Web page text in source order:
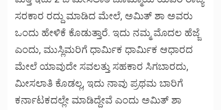
ಸರಕಾರ ರದ್ದು ಮಾಡಿದ ಮೇಲೆ, ಅಮಿತ್ ಶಾ ಅವರು
ಒಂದು ಹೇಳಿಕೆ ಕೊಡುತ್ತಾರೆ. ಇದು ನಮ್ಮ ಮೊದಲ ಹೆಜ್ಜೆ
ಎಂದು, ಮುಸ್ಲಿಮರಿಗೆ ಧಾರ್ಮಿಕ ಧಾರ್ಮಿಕ ಆಧಾರದ
ಮೇಲೆ ಯಾವುದೇ ಸವಲತ್ತು ಸಹಕಾರ ಸಿಗಬಾರದು,
ಮೀಸಲಾತಿ ಕೊಡಲ್ಲ, ಇದು ನಾವು ಪ್ರಥಮ ಬಾರಿಗೆ
ಕರ್ನಾಟಕದಲ್ಲೇ ಮಾಡಿದ್ದೇವೆ ಎಂದು ಅಮಿತ್ ಶಾ